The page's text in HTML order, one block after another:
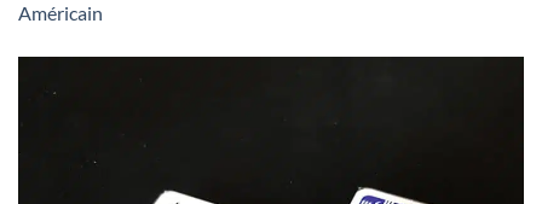
Américain